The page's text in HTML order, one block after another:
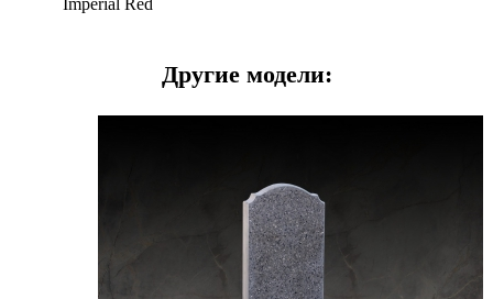
Imperial Red
Другие модели: